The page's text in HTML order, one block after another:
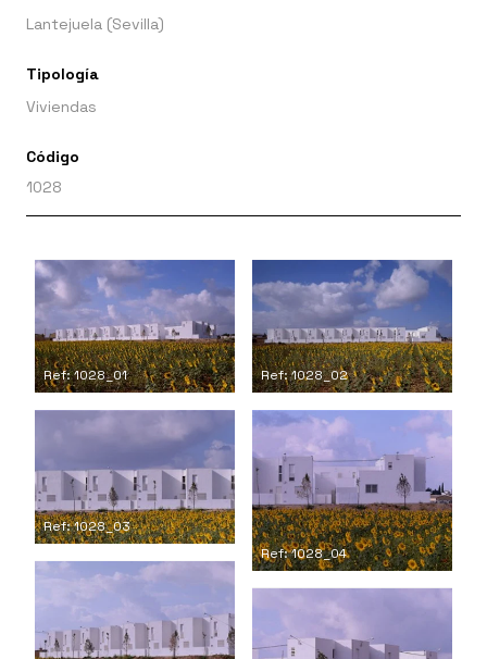
Lantejuela (Sevilla)
Tipología
Viviendas
Código
1028
Ref: 1028_01 Ref: 1028_02
Ref: 1028_03
Ref: 1028_04